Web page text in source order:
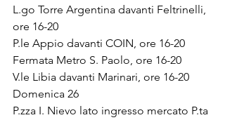
L.go Torre Argentina davanti Feltrinelli,
ore 16-20
P.le Appio davanti COIN, ore 16-20
Fermata Metro S. Paolo, ore 16-20
V.le Libia davanti Marinari, ore 16-20
Domenica 26
P.zza I. Nievo lato ingresso mercato P.ta